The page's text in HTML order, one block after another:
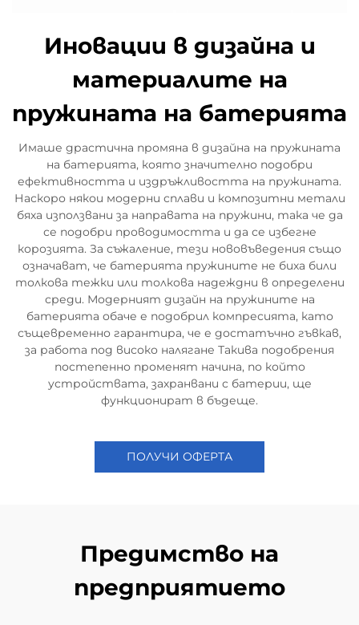
Иновации в дизайна и
материалите на
пружината на батерията
Имаше драстична промяна в дизайна на пружината
на батерията, която значително подобри
ефективността и издръжливостта на пружината.
Наскоро някои модерни сплави и композитни метали
бяха използвани за направата на пружини, така че да
се подобри проводимостта и да се избегне
корозията. За съжаление, тези нововъведения също
означават, че батерията пружините не биха били
толкова тежки или толкова надеждни в определени
среди. Модерният дизайн на пружините на
батерията обаче е подобрил компресията, като
същевременно гарантира, че е достатъчно гъвкав,
за работа под високо налягане Такива подобрения
постепенно променят начина, по който
устройствата, захранвани с батерии, ще
функционират в бъдеще.
ПОЛУЧИ ОФЕРТА
Предимство на
предприятието